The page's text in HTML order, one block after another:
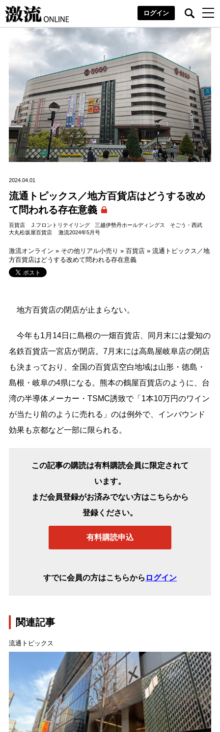
ログイン
2024.04.01
流通トピックス／地方百貨店はどうする改め
て問われる存在意義
百貨店 J.フロントリテイリング 三越伊勢丹ホールディングス
そごう・西武
大丸松坂屋百貨店
激流2024年5月号
激流オンライン » その他リアル小売り » 百貨店» 流通トピックス／地
方百貨店はどうする改めて問われる存在意義
地方百貨店の閉店が止まらない。
今年も1月14日に島根の一畑百貨店、同月末には愛知の
名鉄百貨店一宮店が閉店。7月末には高島屋岐阜店の閉店
も決まっており、全国の百貨店空白地域は山形・徳島・
島根・岐阜の4県になる。熊本の鶴屋百貨店のように、台
湾の半導体メーカー・TSMC誘致で「1本10万円のワイン
が当たり前のように売れる」のは例外で、インバウンド
効果も京都など一部に限られる。
この記事の購読は有料購読会員に限定されて
います。
まだ会員登録がお済みでない方はこちらから
登録ください。
有料購読申込
すでに会員の方はこちらから ログイン
関連記事
流通トピックス